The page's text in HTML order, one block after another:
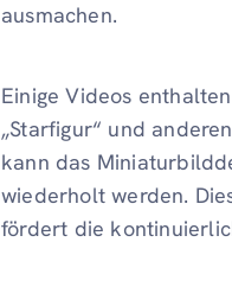
ausmachen.
Einige Videos
„Starfigur“ und
kann das
wiederholt werden.
fördert die